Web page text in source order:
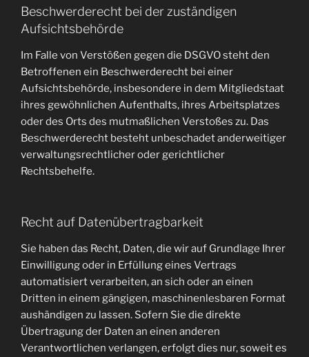
Beschwerde­recht bei der zuständigen
Aufsichts­behörde
Im Falle von Verstößen gegen die DSGVO steht den
Betroffenen ein Beschwerderecht bei einer
Aufsichtsbehörde, insbesondere in dem Mitgliedstaat
ihres gewöhnlichen Aufenthalts, ihres Arbeitsplatzes
oder des Orts des mutmaßlichen Verstoßes zu. Das
Beschwerderecht besteht unbeschadet anderweitiger
verwaltungsrechtlicher oder gerichtlicher
Rechtsbehelfe.
Recht auf Daten­übertrag­barkeit
Sie haben das Recht, Daten, die wir auf Grundlage Ihrer
Einwilligung oder in Erfüllung eines Vertrags
automatisiert verarbeiten, an sich oder an einen
Dritten in einem gängigen, maschinenlesbaren Format
aushändigen zu lassen. Sofern Sie die direkte
Übertragung der Daten an einen anderen
Verantwortlichen verlangen, erfolgt dies nur, soweit es